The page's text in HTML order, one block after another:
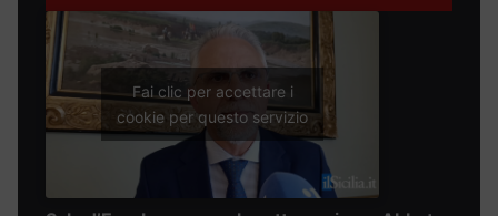
Fai clic per accettare i
cookie per questo servizio